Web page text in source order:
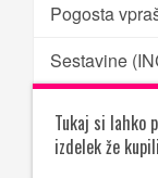
Pogosta
Sestavine
Tukaj si lahko
izdelek že